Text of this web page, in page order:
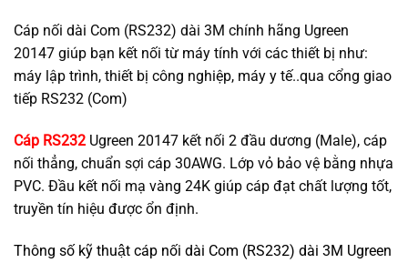
Cáp nối dài Com (RS232) dài 3M chính hãng Ugreen
20147 giúp bạn kết nối từ máy tính với các thiết bị như:
máy lập trình, thiết bị công nghiệp, máy y tế..qua cổng giao
tiếp RS232 (Com)
Cáp RS232 Ugreen 20147 kết nối 2 đầu dương (Male), cáp
nối thẳng, chuẩn sợi cáp 30AWG. Lớp vỏ bảo vệ bằng nhựa
PVC. Đầu kết nối mạ vàng 24K giúp cáp đạt chất lượng tốt,
truyền tín hiệu được ổn định.
Thông số kỹ thuật cáp nối dài Com (RS232) dài 3M Ugreen